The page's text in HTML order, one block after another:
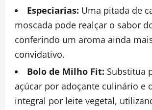
Especiarias: Uma pitada de
moscada pode realçar o sabor
conferindo um aroma ainda
convidativo.
Bolo de Milho Fit: Substitua
açúcar por adoçante culinário e
integral por leite vegetal,